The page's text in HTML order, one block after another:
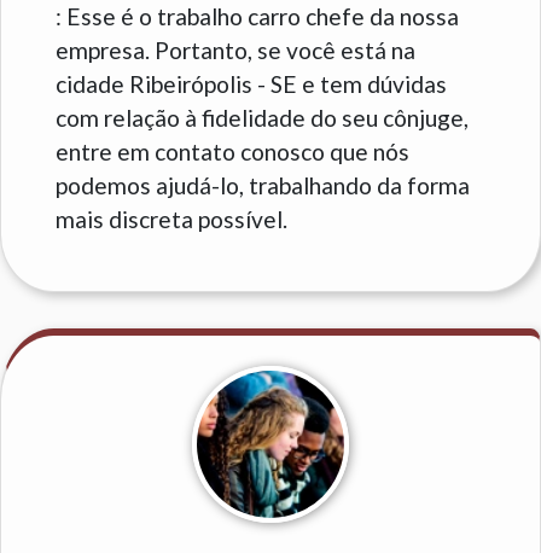
: Esse é o trabalho carro chefe da nossa
empresa. Portanto, se você está na
cidade Ribeirópolis - SE e tem dúvidas
com relação à fidelidade do seu cônjuge,
entre em contato conosco que nós
podemos ajudá-lo, trabalhando da forma
mais discreta possível.